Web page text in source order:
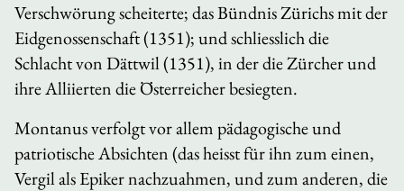
Verschwörung scheiterte; das Bündnis Zürichs mit der
Eidgenossenschaft (1351); und schliesslich die
Schlacht von Dättwil (1351), in der die Zürcher und
ihre Alliierten die Österreicher besiegten.
Montanus verfolgt vor allem pädagogische und
patriotische Absichten (das heisst für ihn zum einen,
Vergil als Epiker nachzuahmen, und zum anderen, die